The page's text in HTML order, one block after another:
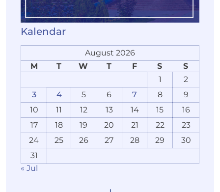
Kalendar
August 2026
M
T W T F S
S
1
2
3
4 5 6 7 8
9
10
11 12 13 14 15
16
17
18 19 20 21 22
23
24
25 26 27 28 29
30
31
« Jul